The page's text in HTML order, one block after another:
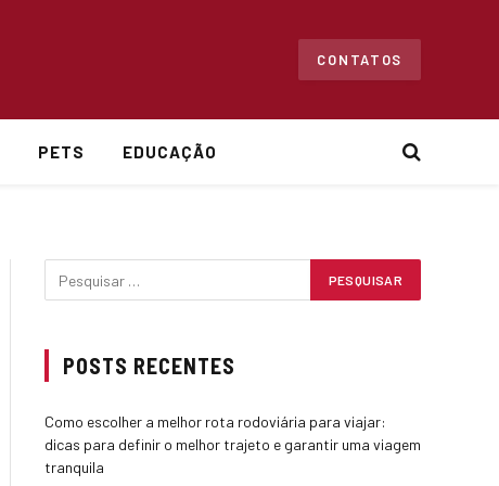
CONTATOS
PETS EDUCAÇÃO
POSTS RECENTES
Como escolher a melhor rota rodoviária para viajar:
dicas para definir o melhor trajeto e garantir uma viagem
tranquila